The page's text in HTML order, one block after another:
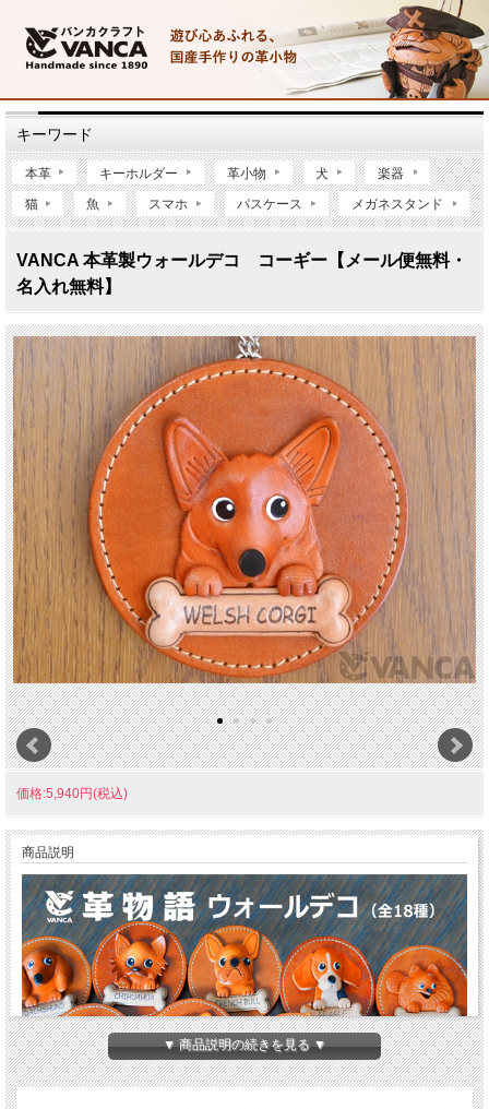
キーワード
本革 キーホルダー 革小物 犬 楽器
猫 魚 スマホ パスケース メガネスタンド
VANCA 本革製ウォールデコ コーギー【メール便無料・
名入れ無料】
価格:5,940円(税込)
商品説明
▼ 商品説明の続きを見る ▼